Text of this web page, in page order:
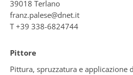
39018 Terlano
franz.palese@dnet.it
T +39 338-6824744
Pittore
Pittura, spruzzatura e applicazione